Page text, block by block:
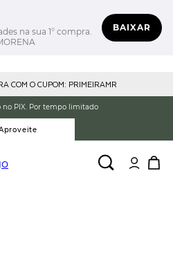
na sua 1° compra.
BAIXAR
COM O CUPOM: PRIMEIRAMR
no PIX. Por tempo limitado